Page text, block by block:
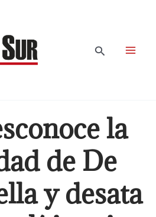
Buscar
la
de De
y desata